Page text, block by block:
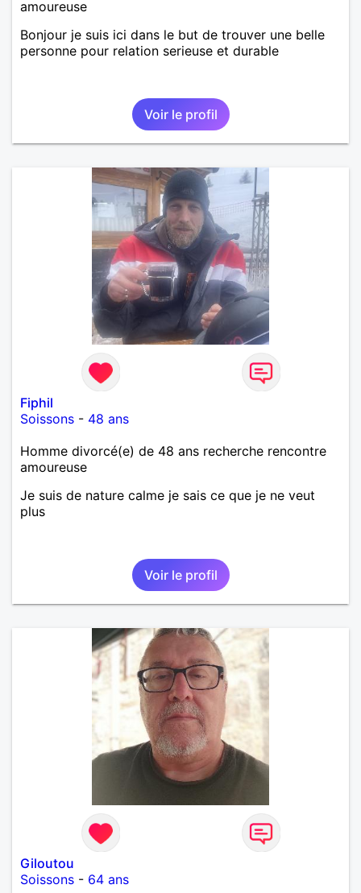
amoureuse
Bonjour je suis ici dans le but de trouver une belle
personne pour relation serieuse et durable
Voir le profil
Fiphil
Soissons - 48 ans
Homme divorcé(e) de 48 ans recherche rencontre
amoureuse
Je suis de nature calme je sais ce que je ne veut
plus
Voir le profil
Giloutou
Soissons - 64 ans